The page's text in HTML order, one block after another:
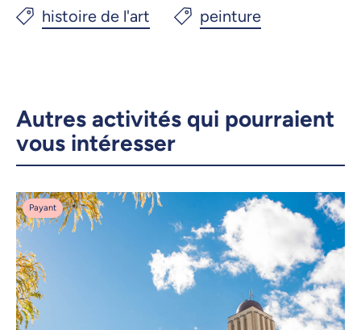
Autres activités qui pourraient
vous intéresser
Payant